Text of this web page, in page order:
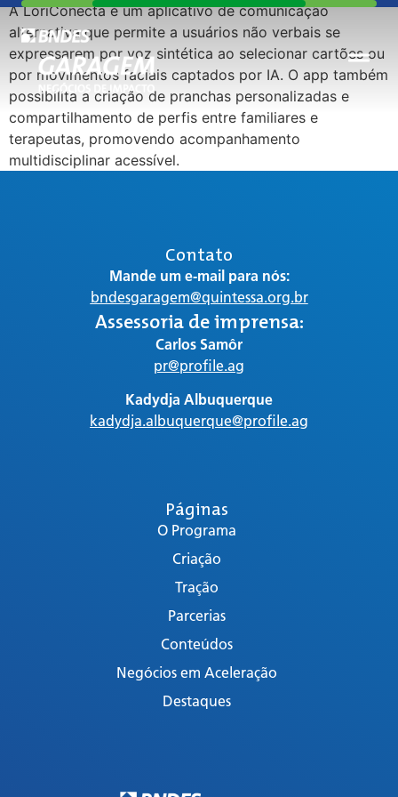
A LoriConecta é um aplicativo de comunicação
alternativa que permite a usuários não verbais se
expressarem por voz sintética ao selecionar cartões ou
por movimentos faciais captados por IA. O app também
possibilita a criação de pranchas personalizadas e
compartilhamento de perfis entre familiares e
terapeutas, promovendo acompanhamento
multidisciplinar acessível.
Páginas
O Programa
Criação
Tração
Parcerias
Conteúdos
Negócios em Aceleração
Destaques
Contato
Mande um e-mail para nós:
bndesgaragem@quintessa.org.br
Assessoria de imprensa:
Carlos Samôr
pr@profile.ag
Kadydja Albuquerque
kadydja.albuquerque@profile.ag